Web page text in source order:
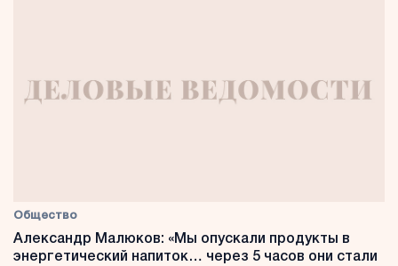
Общество
Александр Малюков: «Мы опускали продукты в
энергетический напиток… через 5 часов они стали